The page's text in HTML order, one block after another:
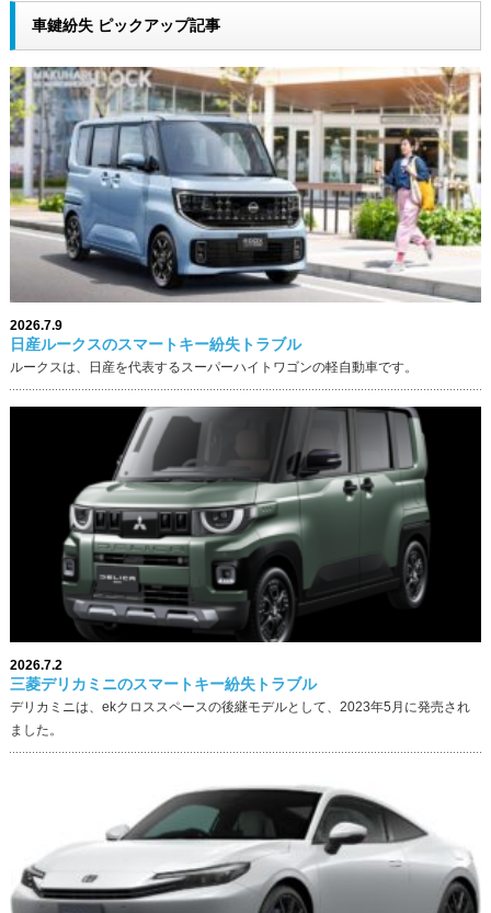
車鍵紛失 ピックアップ記事
2026.7.9
日産ルークスのスマートキー紛失トラブル
ルークスは、日産を代表するスーパーハイトワゴンの軽自動車です。
2026.7.2
三菱デリカミニのスマートキー紛失トラブル
デリカミニは、ekクロススペースの後継モデルとして、2023年5月に発売され
ました。